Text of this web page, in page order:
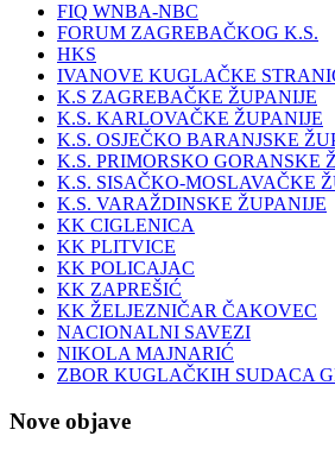
FIQ WNBA-NBC
FORUM ZAGREBAČKOG K.S.
HKS
IVANOVE KUGLAČKE
K.S ZAGREBAČKE ŽUPANIJE
K.S. KARLOVAČKE ŽUPANIJE
K.S. OSJEČKO BARANJSKE
K.S. PRIMORSKO GORANSKE
K.S. SISAČKO-MOSLAVAČKE
K.S. VARAŽDINSKE ŽUPANIJE
KK CIGLENICA
KK PLITVICE
KK POLICAJAC
KK ZAPREŠIĆ
KK ŽELJEZNIČAR ČAKOVEC
NACIONALNI SAVEZI
NIKOLA MAJNARIĆ
ZBOR KUGLAČKIH SUDACA
Nove objave